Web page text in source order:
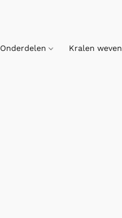
Onderdelen Kralen weven